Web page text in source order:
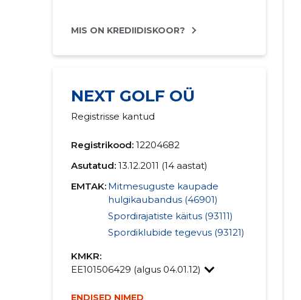
MIS ON KREDIIDISKOOR?
NEXT GOLF OÜ
Registrisse kantud
Registrikood: 12204682
Asutatud: 13.12.2011 (14 aastat)
EMTAK: Mitmesuguste kaupade
hulgikaubandus (46901)
Spordirajatiste käitus (93111)
Spordiklubide tegevus (93121)
KMKR:
EE101506429 (algus 04.01.12)
ENDISED NIMED